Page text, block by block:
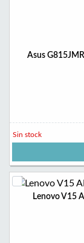
Asus
Sin stock
Lenovo V15